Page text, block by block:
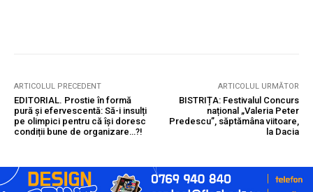
ARTICOLUL PRECEDENT
EDITORIAL. Prostie în formă
pură și efervescentă: Să-i insulți
pe olimpici pentru că își doresc
condiții bune de organizare…?!
ARTICOLUL URMĂTOR
BISTRIȚA: Festivalul Concurs
național „Valeria Peter
Predescu”, săptămâna viitoare,
la Dacia